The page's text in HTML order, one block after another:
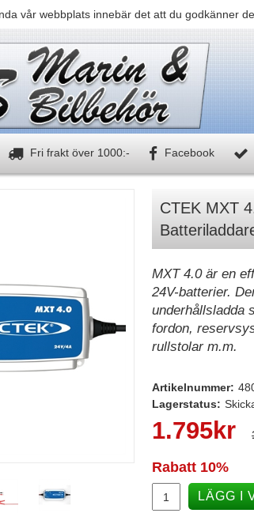
vår webbplats innebär det att du godkänner
Fri frakt över 1000:- Facebook
CTEK MXT
MXT 4.0 är en
24V-batterier.
underhållsladda
fordon,
rullstolar m.m.
Artikelnummer:
Lagerstatus:
1.795kr
Rabatt 10%
LÄGG I